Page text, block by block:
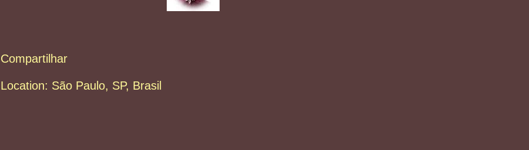
Compartilhar
Location: São Paulo, SP, Brasil